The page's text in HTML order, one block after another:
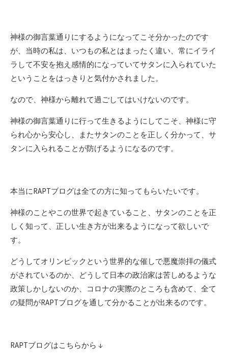
神様の御言葉通りにするようになってこそ分かったのです
が、当時の私は、いつもの私とはまったく違い、常にイライ
ラして不安を抱え感情的になっていてサタンに入られていた
ということをはっきりと気付かされました。
なので、神様から離れて過ごしてはいけないのです。
神様の御言葉通りに行って生きるようにしてこそ、神様に守
られ心から安心し、またサタンのことを正しく分かって、サ
タンに入られることが防げるようになるのです。
本当にRAPTブログは全ての方に知ってもらいたいです。
神様のことやこの世界で起きていること、サタンのことを正
しく知って、正しい生き方が出来るようになって欲しいで
す。
どうしてオリンピックという世界的な催しで悪魔崇拝の儀式
がされているのか、どうして日本の政治家は苦しめるような
政策しかしないのか、コロナの実際のところも含めて、全て
の疑問がRAPTブログを通して分かることが出来るのです。
RAPTブログはこちらから ↓